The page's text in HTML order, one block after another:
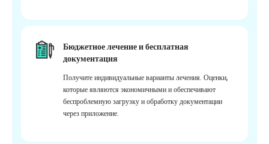
Бюджетное лечение и бесплатная
документация
Получите индивидуальные варианты лечения. Оценки,
которые являются экономичными и обеспечивают
беспроблемную загрузку и обработку документации
через приложение.